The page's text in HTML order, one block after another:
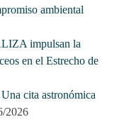
ambiental
impulsan la
en el Estrecho de
cita astronómica
2026